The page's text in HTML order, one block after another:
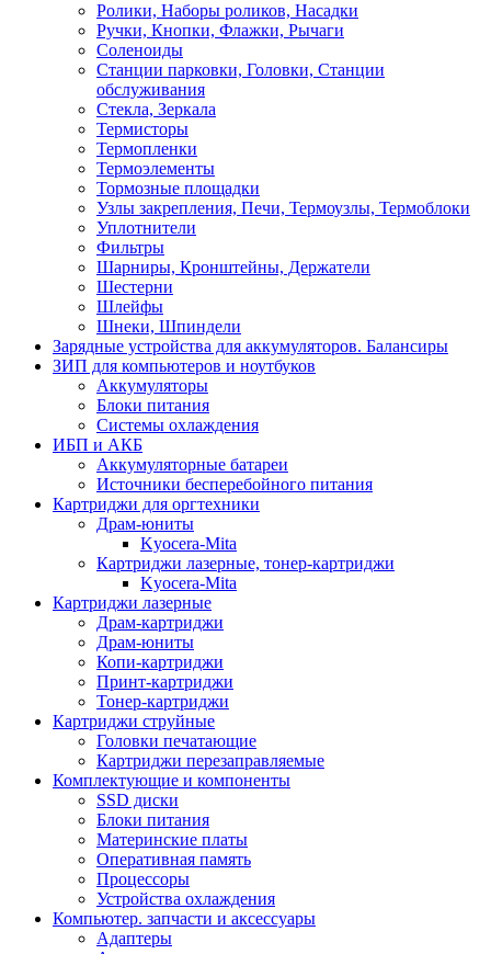
Ролики, Наборы роликов, Насадки
Ручки, Кнопки, Флажки, Рычаги
Соленоиды
Станции парковки, Головки, Станции
обслуживания
Стекла, Зеркала
Термисторы
Термопленки
Термоэлементы
Тормозные площадки
Узлы закрепления, Печи, Термоузлы, Термоблоки
Уплотнители
Фильтры
Шарниры, Кронштейны, Держатели
Шестерни
Шлейфы
Шнеки, Шпиндели
Зарядные устройства для аккумуляторов. Балансиры
ЗИП для компьютеров и ноутбуков
Аккумуляторы
Блоки питания
Системы охлаждения
ИБП и АКБ
Аккумуляторные батареи
Источники бесперебойного питания
Картриджи для оргтехники
Драм-юниты
Kyocera-Mita
Картриджи лазерные, тонер-картриджи
Kyocera-Mita
Картриджи лазерные
Драм-картриджи
Драм-юниты
Копи-картриджи
Принт-картриджи
Тонер-картриджи
Картриджи струйные
Головки печатающие
Картриджи перезаправляемые
Комплектующие и компоненты
SSD диски
Блоки питания
Материнские платы
Оперативная память
Процессоры
Устройства охлаждения
Компьютер. запчасти и аксессуары
Адаптеры